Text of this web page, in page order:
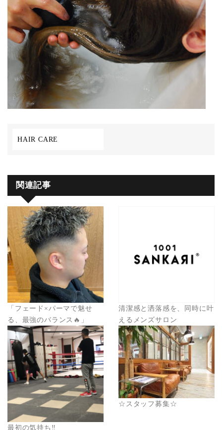
HAIR CARE
関連記事
「フェード×パーマで魅せ
る、最強のバランス🔥」
清潔感と洒落感を、同時に叶
えるメンズサロン
最初の気持ち‼️
☆スタッフ募集☆